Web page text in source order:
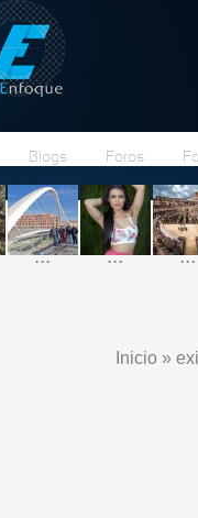
Blogs Foros
... ... ...
Inicio »